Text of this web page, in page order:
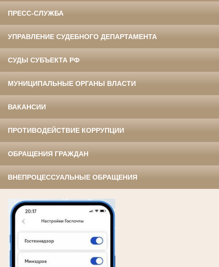
ПРЕСС-СЛУЖБА
УПРАВЛЕНИЕ СУДЕБНОГО ДЕПАРТАМЕНТА
СУДЫ СУБЪЕКТА РФ
МУНИЦИПАЛЬНЫЕ ОРГАНЫ ВЛАСТИ
ВАКАНСИИ
ПРОТИВОДЕЙСТВИЕ КОРРУПЦИИ
ОБРАЩЕНИЯ ГРАЖДАН
ВНЕПРОЦЕССУАЛЬНЫЕ ОБРАЩЕНИЯ